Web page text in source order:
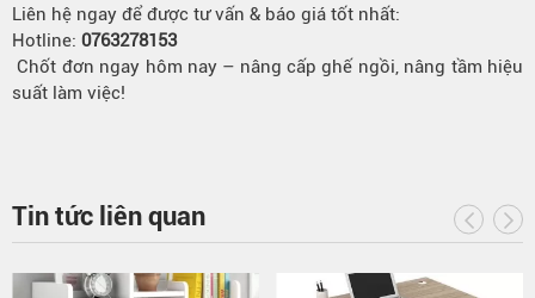
Liên hệ ngay để được tư vấn & báo giá tốt nhất:
Hotline: 0763278153
Chốt đơn ngay hôm nay – nâng cấp ghế ngồi, nâng tầm hiệu
suất làm việc!
Tin tức liên quan